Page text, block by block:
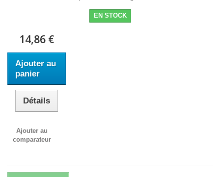
EN STOCK
14,86 €
Ajouter au
panier
Détails
Ajouter au
comparateur